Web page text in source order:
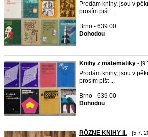
Prodám knihy, jsou v
prosím pišt ...
Brno - 639 00
Dohodou
Knihy z matematiky -
Prodám knihy, jsou v
prosím pišt ...
Brno - 639 00
Dohodou
RÔZNE KNIHY II. - [5.7.